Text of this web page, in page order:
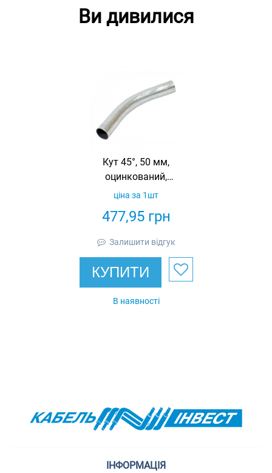
Ви дивилися
Кут 45°, 50 мм,
оцинкований,
R190
477,95грн
ціна за 1шт
Залишити відгук
КУПИТИ
В наявності
ІНФОРМАЦІЯ